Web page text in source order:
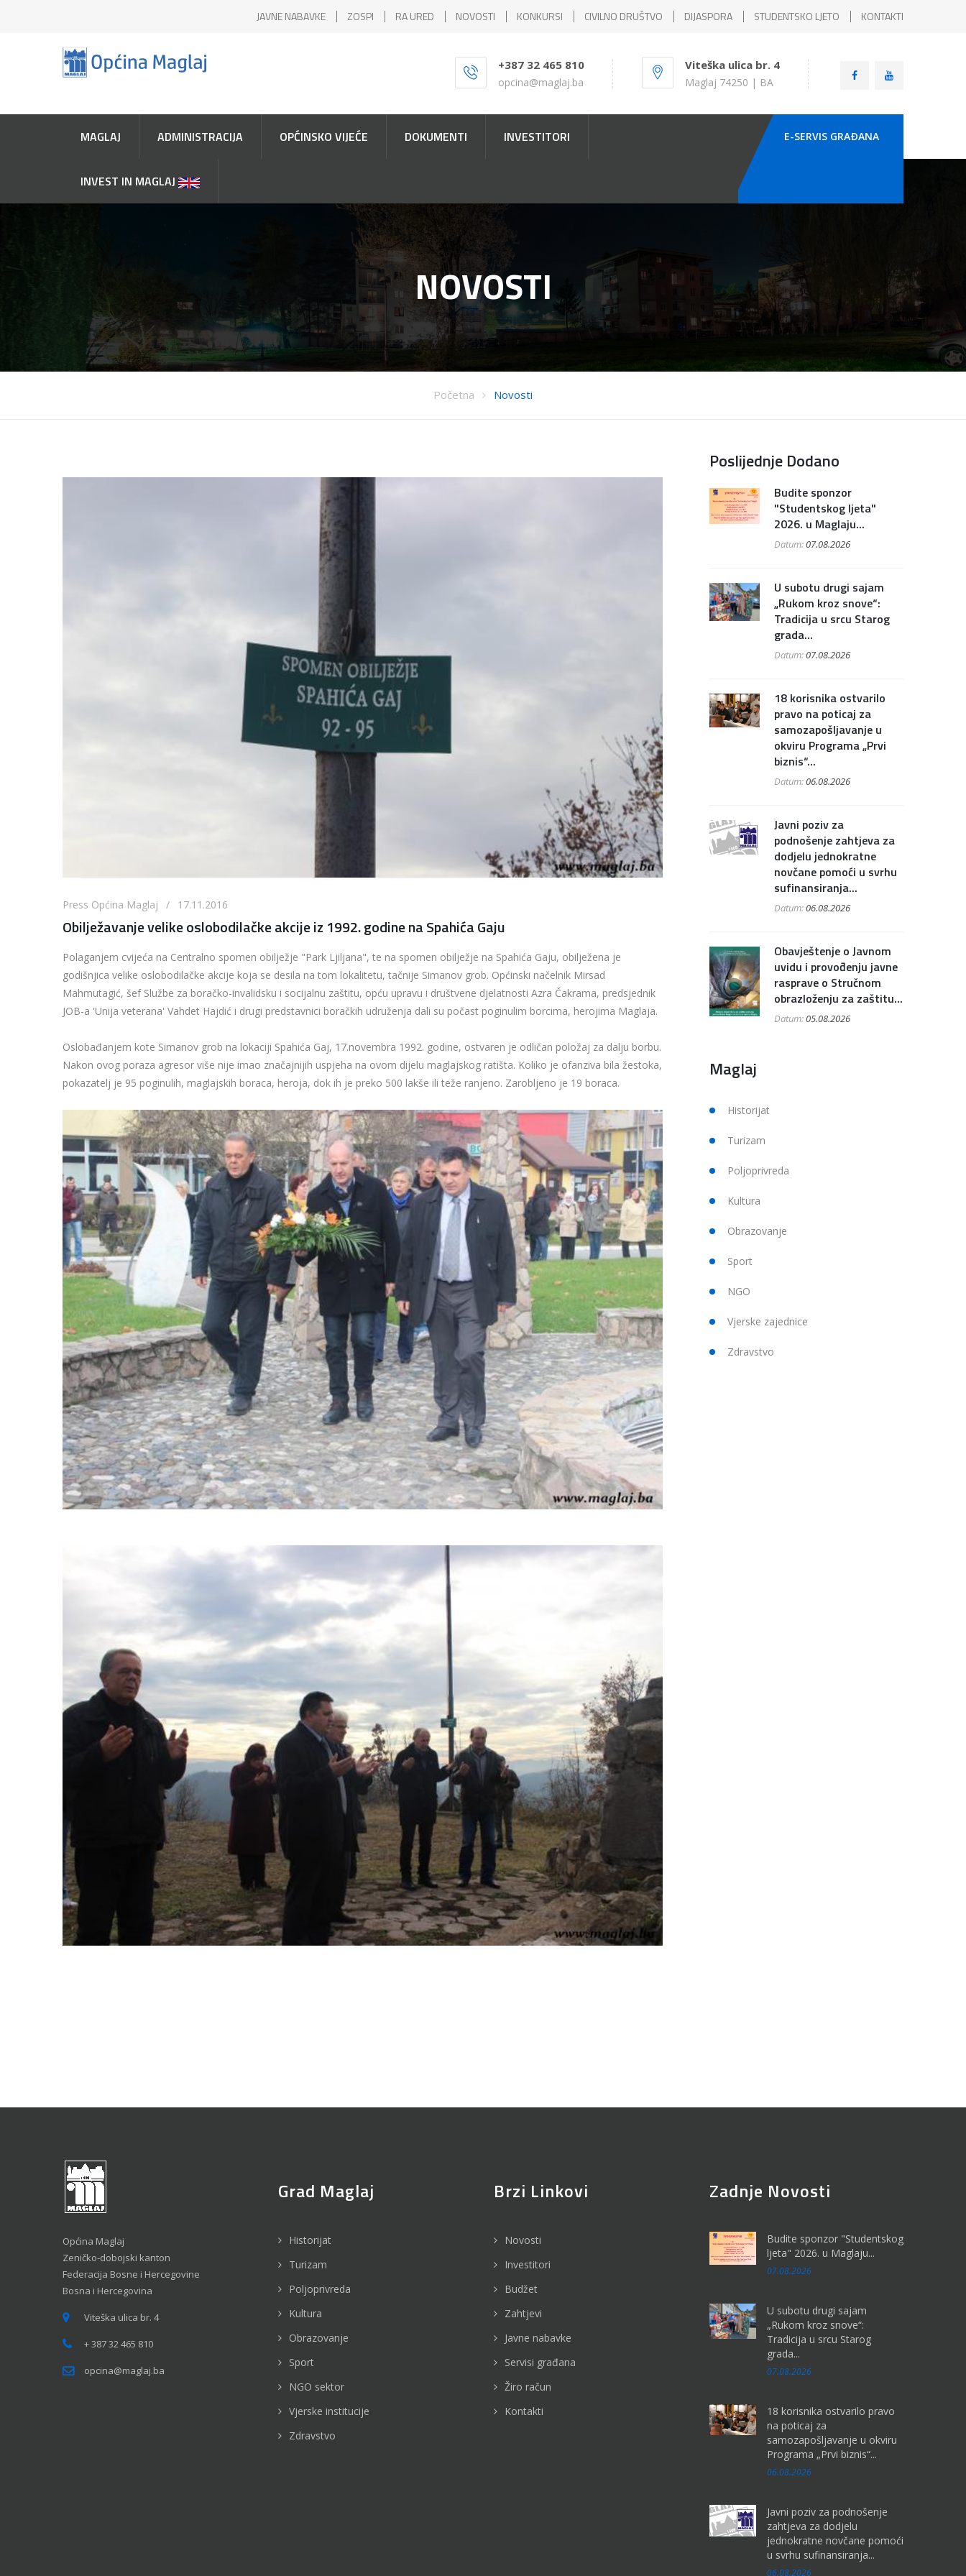
JAVNE NABAVKE ZOSPI RA URED NOVOSTI KONKURSI CIVILNO DRUŠTVO DIJASPORA STUDENTSKO LJETO KONTAKTI
+387 32 465 810
opcina@maglaj.ba
Viteška ulica br. 4
Maglaj 74250 | BA
MAGLAJ ADMINISTRACIJA OPĆINSKO VIJEĆE DOKUMENTI INVESTITORI
INVEST IN MAGLAJ
E-SERVIS GRAÐANA
NOVOSTI
Početna Novosti
Press Općina Maglaj / 17.11.2016
Obilježavanje velike oslobodilačke akcije iz 1992. godine na Spahića Gaju
Polaganjem cvijeća na Centralno spomen obilježje "Park Ljiljana", te na spomen obilježje na Spahića Gaju, obilježena je
godišnjica velike oslobodilačke akcije koja se desila na tom lokalitetu, tačnije Simanov grob. Općinski načelnik Mirsad
Mahmutagić, šef Službe za boračko-invalidsku i socijalnu zaštitu, opću upravu i društvene djelatnosti Azra Čakrama, predsjednik
JOB-a 'Unija veterana' Vahdet Hajdić i drugi predstavnici boračkih udruženja dali su počast poginulim borcima, herojima Maglaja.
Oslobađanjem kote Simanov grob na lokaciji Spahića Gaj, 17.novembra 1992. godine, ostvaren je odličan položaj za dalju borbu.
Nakon ovog poraza agresor više nije imao značajnijih uspjeha na ovom dijelu maglajskog ratišta. Koliko je ofanziva bila žestoka,
pokazatelj je 95 poginulih, maglajskih boraca, heroja, dok ih je preko 500 lakše ili teže ranjeno. Zarobljeno je 19 boraca.
Poslijednje Dodano
Budite sponzor
"Studentskog ljeta"
2026. u Maglaju...
Datum:07.08.2026
U subotu drugi sajam
„Rukom kroz snove“:
Tradicija u srcu Starog
grada...
Datum:07.08.2026
18 korisnika ostvarilo
pravo na poticaj za
samozapošljavanje u
okviru Programa „Prvi
biznis“...
Datum:06.08.2026
Javni poziv za
podnošenje zahtjeva za
dodjelu jednokratne
novčane pomoći u svrhu
sufinansiranja...
Datum:06.08.2026
Obavještenje o Javnom
uvidu i provođenju javne
rasprave o Stručnom
obrazloženju za zaštitu...
Datum:05.08.2026
Maglaj
Historijat
Turizam
Poljoprivreda
Kultura
Obrazovanje
Sport
NGO
Vjerske zajednice
Zdravstvo
Općina Maglaj
Zeničko-dobojski kanton
Federacija Bosne i Hercegovine
Bosna i Hercegovina
Viteška ulica br. 4
+ 387 32 465 810
opcina@maglaj.ba
Grad Maglaj
Historijat
Turizam
Poljoprivreda
Kultura
Obrazovanje
Sport
NGO sektor
Vjerske institucije
Zdravstvo
Brzi Linkovi
Novosti
Investitori
Budžet
Zahtjevi
Javne nabavke
Servisi građana
Žiro račun
Kontakti
Zadnje Novosti
Budite sponzor "Studentskog
ljeta" 2026. u Maglaju...
07.08.2026
U subotu drugi sajam
„Rukom kroz snove“:
Tradicija u srcu Starog
grada...
07.08.2026
18 korisnika ostvarilo pravo
na poticaj za
samozapošljavanje u okviru
Programa „Prvi biznis“...
06.08.2026
Javni poziv za podnošenje
zahtjeva za dodjelu
jednokratne novčane pomoći
u svrhu sufinansiranja...
06.08.2026